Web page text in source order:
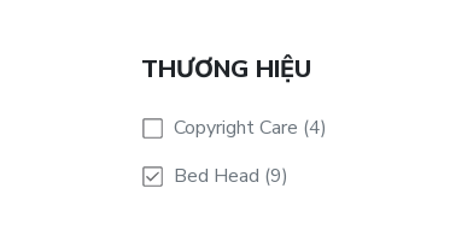
THƯƠNG HIỆU
Copyright Care (4)
Bed Head (9)